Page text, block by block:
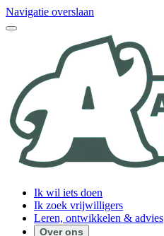
Navigatie overslaan
Ik wil iets doen
Ik zoek vrijwilligers
Leren, ontwikkelen & advies
Over ons